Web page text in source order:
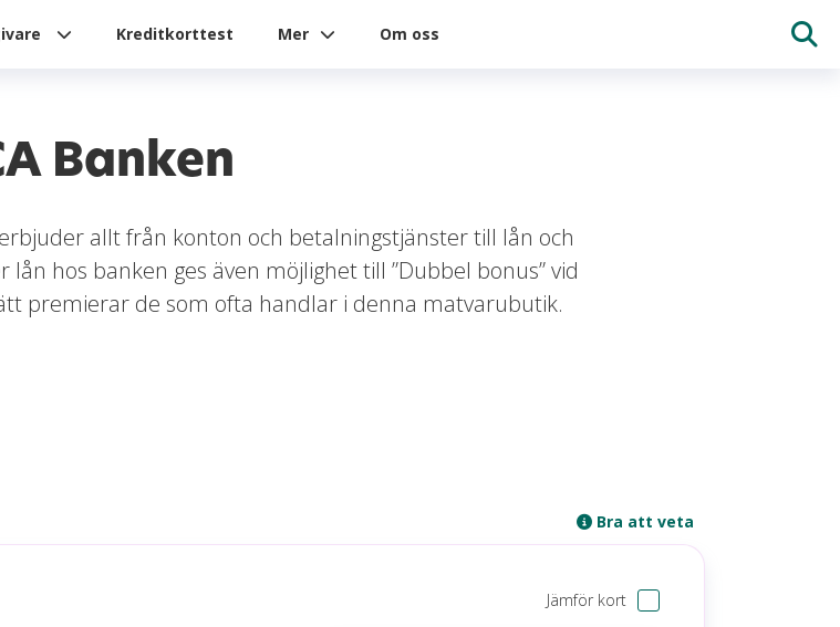
Kreditkorttest Mer Om oss
Banken
allt från konton och betalningstjänster till lån och
hos banken ges även möjlighet till ”Dubbel bonus” vid
premierar de som ofta handlar i denna matvarubutik.
Bra att veta
Jämför kort